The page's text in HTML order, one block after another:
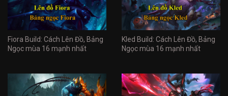
Fiora Build: Cách Lên Đồ, Bảng
Ngọc mùa 16 mạnh nhất
Kled Build: Cách Lên Đồ, Bảng
Ngọc mùa 16 mạnh nhất